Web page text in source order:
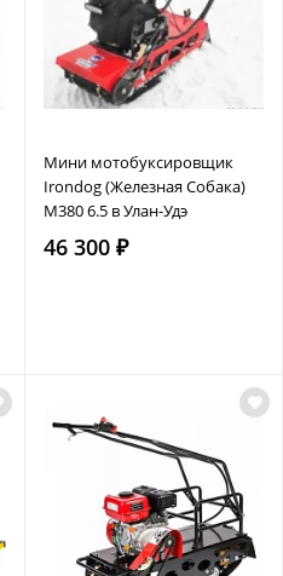
Мини мотобуксировщик
Irondog (Железная Собака)
M380 6.5 в Улан-Удэ
46 300 ₽